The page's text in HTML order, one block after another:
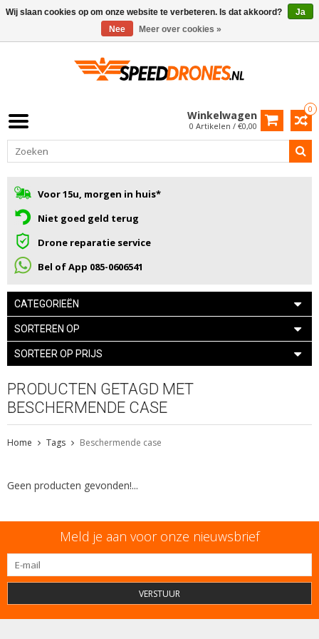
0
Winkelwagen
0 Artikelen / €0,00
Voor 15u, morgen in huis*
Niet goed geld terug
Drone reparatie service
Bel of App 085-0606541
CATEGORIEËN
SORTEREN OP
SORTEER OP PRIJS
PRODUCTEN GETAGD MET
BESCHERMENDE CASE
Home Tags Beschermende case
Geen producten gevonden!...
Meld je aan voor onze nieuwsbrief
VERSTUUR
Wij slaan cookies op om onze website te verbeteren. Is dat akkoord?
Ja
Nee
Meer over cookies »